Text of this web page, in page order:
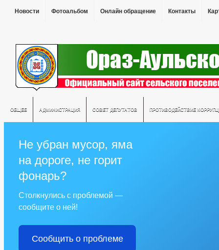
Новости Фотоальбом Онлайн обращение Контакты
ОБЩЕЕ АДМИНИСТРАЦИЯ СОВЕТ ДЕПУТАТОВ ПРОТИВОДЕЙСТВИЕ
Не убран мусор, яма
на дороге, не горит
фонарь?
Столкнулись с проблемой —
сообщите о ней!
Сообщить о проблеме